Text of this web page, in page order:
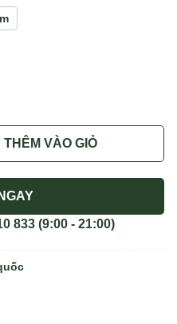
THÊM VÀO GIỎ
833 (9:00 - 21:00)